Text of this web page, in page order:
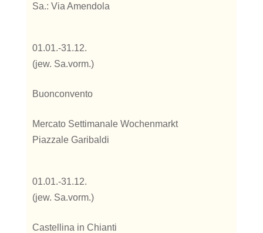
Sa.: Via Amendola
01.01.-31.12.
(jew. Sa.vorm.)
Buonconvento
Mercato Settimanale Wochenmarkt
Piazzale Garibaldi
01.01.-31.12.
(jew. Sa.vorm.)
Castellina in Chianti